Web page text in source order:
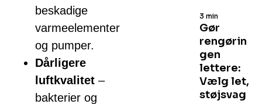
beskadige
varmeelementer
og pumper.
Dårligere
luftkvalitet –
bakterier og
Gør
rengørin
gen
lettere:
Vælg let,
støjsvag
3 min